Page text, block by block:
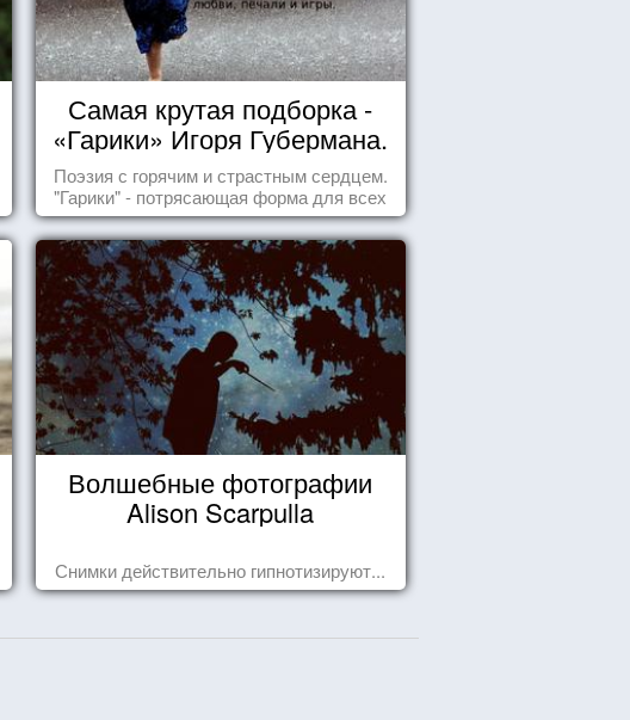
Самая крутая подборка -
«Гарики» Игоря Губермана.
Читайте, получайте
удовольствие!
Поэзия с горячим и страстным сердцем.
"Гарики" - потрясающая форма для всех
случаев жизни.
Волшебные фотографии
Alison Scarpulla
Снимки действительно гипнотизируют...